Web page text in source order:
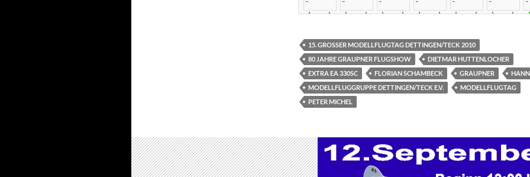
15. GROSSER MODELLFLUGTAG DETTINGEN/TECK 2010
80 JAHRE GRAUPNER FLUGSHOW
DIETMAR HUTTENLOCHER
EXTRA EA 330SC
FLORIAN SCHAMBECK GRAUPNER
MODELLFLUGGRUPPE DETTINGEN/TECK E.V.
MODELLFLUGTAG
PETER MICHEL